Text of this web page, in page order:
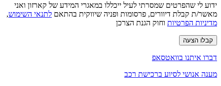
ידוע לי שהפרטים שמסרתי לעיל ייכללו במאגרי המידע של קארזון ואני
מאשר/ת קבלת דיוורים, פרסומות ופניה שיווקית בהתאם לתנאי השימוש,
מדיניות הפרטיות וחוק הגנת הצרכן
קבלו הצעה
דברו איתנו בוואטסאפ
מענה אנושי לסיוע ברכישת רכב